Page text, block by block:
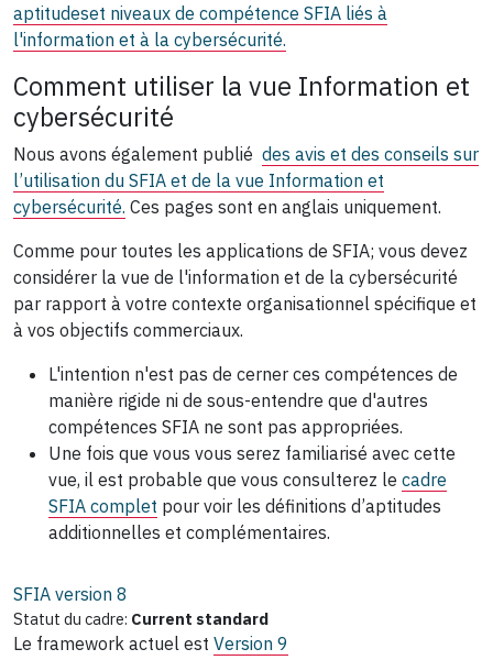
aptitudeset niveaux de compétence SFIA liés à
l'information et à la cybersécurité.
Comment utiliser la vue Information et
cybersécurité
Nous avons également publié des avis et des conseils sur
l’utilisation du SFIA et de la vue Information et
cybersécurité. Ces pages sont en anglais uniquement.
Comme pour toutes les applications de SFIA; vous devez
considérer la vue de l'information et de la cybersécurité
par rapport à votre contexte organisationnel spécifique et
à vos objectifs commerciaux.
L'intention n'est pas de cerner ces compétences de
manière rigide ni de sous-entendre que d'autres
compétences SFIA ne sont pas appropriées.
Une fois que vous vous serez familiarisé avec cette
vue, il est probable que vous consulterez le cadre
SFIA complet pour voir les définitions d’aptitudes
additionnelles et complémentaires.
SFIA version 8
Statut du cadre: Current standard
Le framework actuel est Version 9